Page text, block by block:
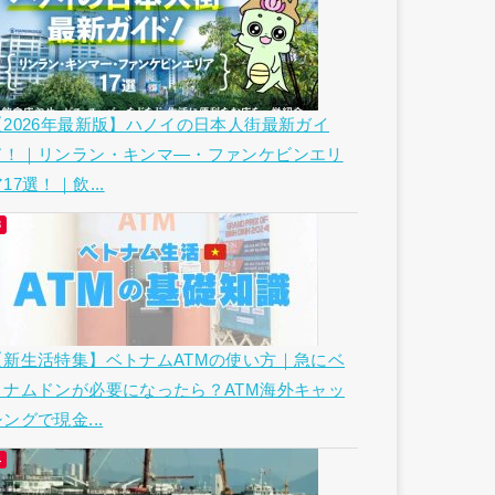
2026年最新版】ハノイの日本人街最新ガイ
！｜リンラン・キンマ―・ファンケビンエリ
17選！｜飲...
新生活特集】ベトナムATMの使い方｜急にベ
ナムドンが必要になったら？ATM海外キャッ
ングで現金...